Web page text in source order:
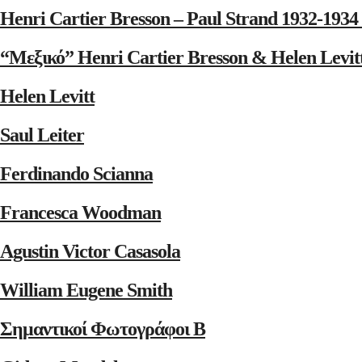
Henri Cartier Bresson – Paul Strand 1932-
“Μεξικό” Henri Cartier Bresson & Helen
Helen Levitt
Saul Leiter
Ferdinando Scianna
Francesca Woodman
Agustin Victor Casasola
William Eugene Smith
Σημαντικοί Φωτογράφοι Β